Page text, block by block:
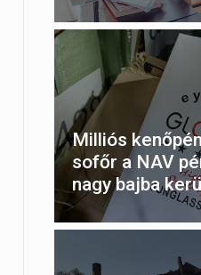
Milliós
sofőr a NAV
nagy bajba